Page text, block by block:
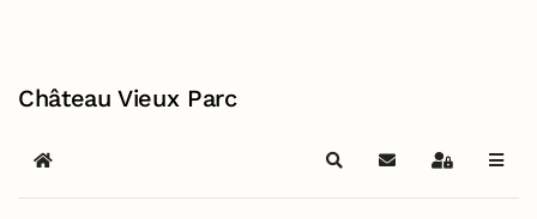
Château Vieux Parc
Home SearchS'abonner au blog
Sign In